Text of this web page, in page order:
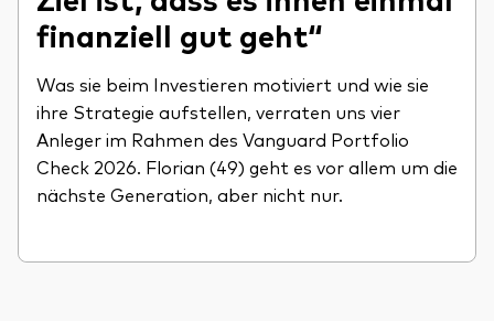
finanziell gut geht“
Was sie beim Investieren motiviert und wie sie
ihre Strategie aufstellen, verraten uns vier
Anleger im Rahmen des Vanguard Portfolio
Check 2026. Florian (49) geht es vor allem um die
nächste Generation, aber nicht nur.